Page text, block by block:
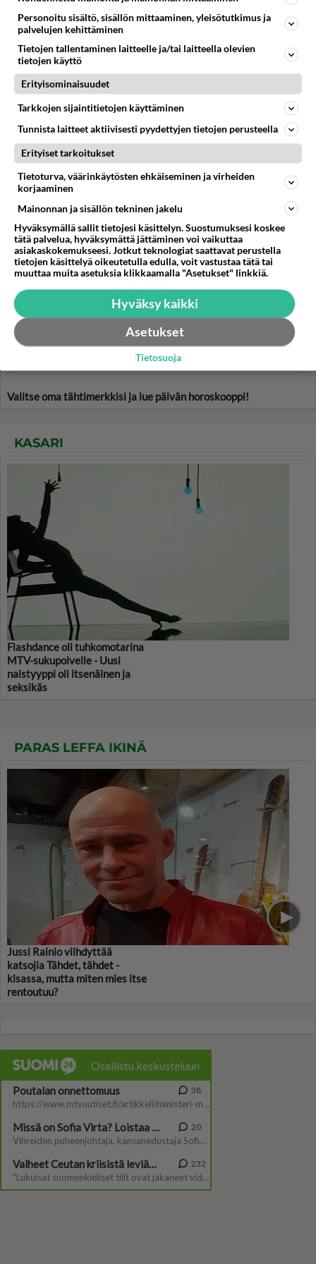
kaalikääryleet helposti.
maut lautaselle.
Uuniperunat kinkkutäytteellä
on muheva pääruoka - tai
mehevä alkuruoka. Kokeile
myös kasvis- tai
kalatäytteellä!
Papu-avokadosalaatti
valmistuu lähes käden
HOROSKOOPPI
10.8.2026
Valitse oma tähtimerkkisi ja lue päivän horoskooppi!
KASARI
Flashdance oli tuhkomotarina
MTV-sukupolvelle - Uusi
naistyyppi oli itsenäinen ja
seksikäs
PARAS LEFFA IKINÄ
Jussi Rainio viihdyttää
katsojia Tähdet, tähdet -
kisassa, mutta miten mies itse
rentoutuu?
Personoitu sisältö, sisällön mittaaminen, yleisötutkimus ja
palvelujen kehittäminen
Tietojen tallentaminen laitteelle ja/tai laitteella olevien
tietojen käyttö
Erityisominaisuudet
Tarkkojen sijaintitietojen käyttäminen
Tunnista laitteet aktiivisesti pyydettyjen tietojen perusteella
Erityiset tarkoitukset
Tietoturva, väärinkäytösten ehkäiseminen ja virheiden
korjaaminen
Mainonnan ja sisällön tekninen jakelu
Hyväksymällä sallit tietojesi käsittelyn. Suostumuksesi koskee
tätä palvelua, hyväksymättä jättäminen voi vaikuttaa
asiakaskokemukseesi. Jotkut teknologiat saattavat perustella
tietojen käsittelyä oikeutetulla edulla, voit vastustaa tätä tai
muuttaa muita asetuksia klikkaamalla "Asetukset" linkkiä.
Hyväksy kaikki
Asetukset
Tietosuoja